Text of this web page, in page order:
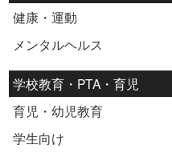
健康・運動
メンタルヘルス
学校教育・PTA・育児
育児・幼児教育
学生向け